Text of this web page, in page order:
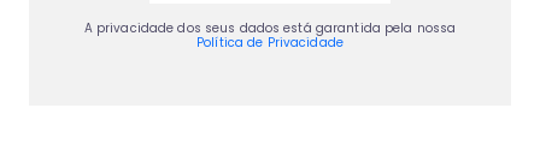
A privacidade dos seus dados está garantida pela nossa
Política de Privacidade